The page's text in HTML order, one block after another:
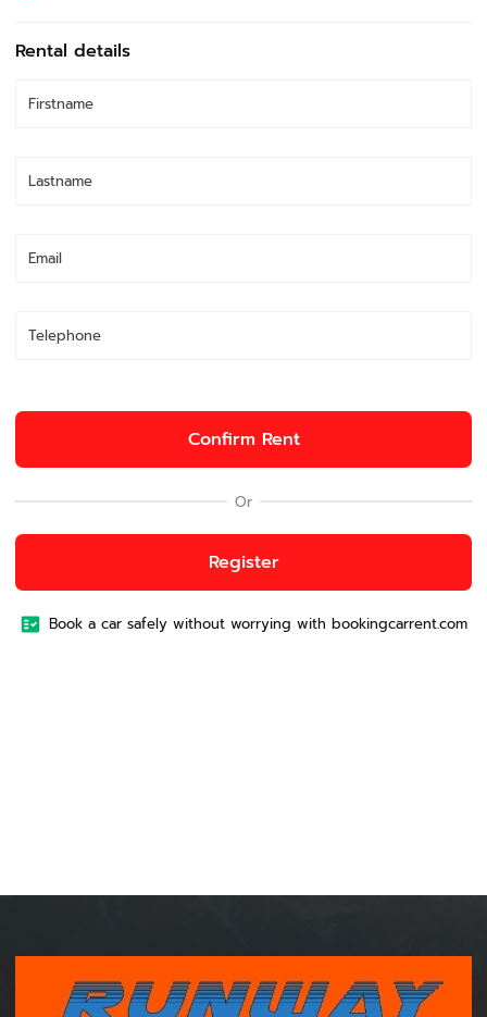
Rental details
Confirm Rent
Or
Register
Book a car safely without worrying with bookingcarrent.com